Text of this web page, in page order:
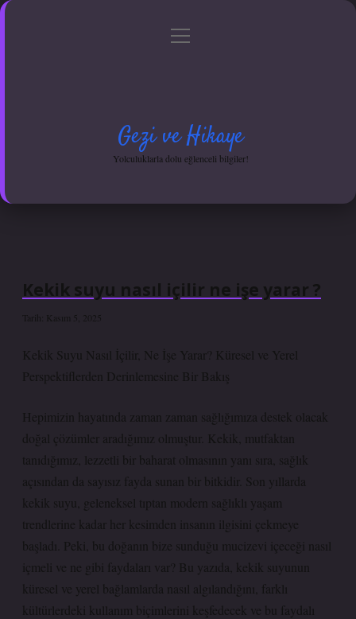
Gizlilik Politikası
menüyü
Gezi ve Hikaye
Yolculuklarla dolu eğlenceli bilgiler!
Kekik suyu nasıl içilir ne işe yarar ?
Tarih: Kasım 5, 2025
Kekik Suyu Nasıl İçilir, Ne İşe Yarar? Küresel ve Yerel
Perspektiflerden Derinlemesine Bir Bakış
Hepimizin hayatında zaman zaman sağlığımıza destek olacak
doğal çözümler aradığımız olmuştur. Kekik, mutfaktan
tanıdığımız, lezzetli bir baharat olmasının yanı sıra, sağlık
açısından da sayısız fayda sunan bir bitkidir. Son yıllarda
kekik suyu, geleneksel tıptan modern sağlıklı yaşam
trendlerine kadar her kesimden insanın ilgisini çekmeye
başladı. Peki, bu doğanın bize sunduğu mucizevi içeceği nasıl
içmeli ve ne gibi faydaları var? Bu yazıda, kekik suyunun
küresel ve yerel bağlamlarda nasıl algılandığını, farklı
kültürlerdeki kullanım biçimlerini keşfedecek ve bu faydalı